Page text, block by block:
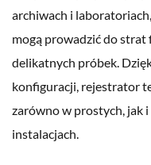
archiwach i
mogą prowadzić do
delikatnych próbek.
konfiguracji, rejestrator
zarówno w prostych, jak
instalacjach.